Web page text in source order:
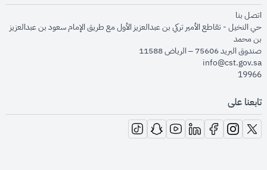
اتصل بنا
حي النخيل - تقاطع الأمير تركي بن عبدالعزيز الأول مع طريق الإمام سعود بن عبدالعزيز
بن محمد
صندوق البريد 75606 – الرياض 11588
info@cst.gov.sa
19966
تابعنا على
opens in new window
opens in new window
opens in new window
opens in new window
opens in new window
opens in new window
opens in new window